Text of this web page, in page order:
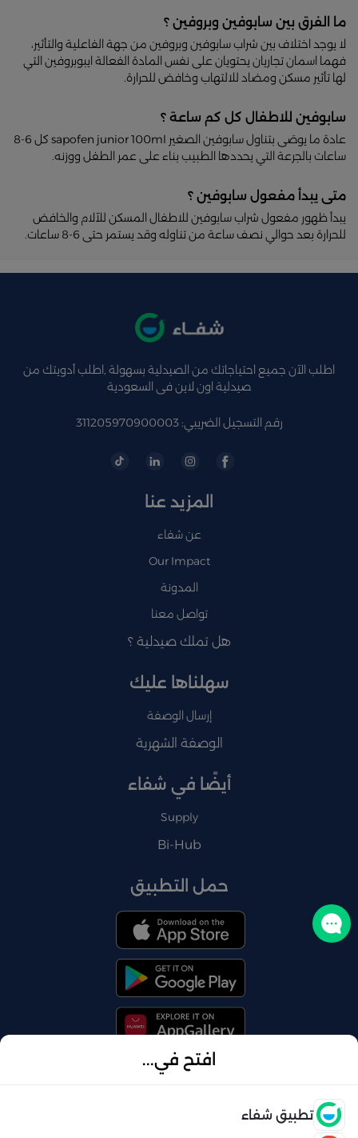
ما الفرق بين سابوفين وبروفين ؟
لا يوجد اختلاف بين شراب سابوفين وبروفين من جهة الفاعلية والتأثير،
فهما اسمان تجاريان يحتويان على نفس المادة الفعالة ايبوبروفين التي
لها تأثير مسكن ومضاد للالتهاب وخافض للحرارة.
سابوفين للاطفال كل كم ساعة ؟
عادة ما يوصَى بتناول سابوفين الصغير sapofen junior 100ml كل 6-8
ساعات بالجرعة التي يحددها الطبيب بناء على عمر الطفل ووزنه.
متى يبدأ مفعول سابوفين ؟
يبدأ ظهور مفعول شراب سابوفين للاطفال المسكن للآلام والخافض
للحرارة بعد حوالي نصف ساعة من تناوله وقد يستمر حتى 6-8 ساعات.
افتح في...
تطبيق شفاء
اطلب الآن جميع احتياجاتك من الصيدلية بسهولة ,اطلب أدويتك من
صيدلية اون لاين فى السعودية
رقم التسجيل الضريبي: 311205970900003
المزيد عنا
عن شفاء
Our Impact
المدونة
تواصل معنا
هل تملك صيدلية ؟
سهلناها عليك
إرسال الوصفة
الوصفة الشهرية
أيضًا في شفاء
Supply
Bi-Hub
حمل التطبيق
© 2026 شفاء . كل الحقوق محفوظة
تواصل معنا